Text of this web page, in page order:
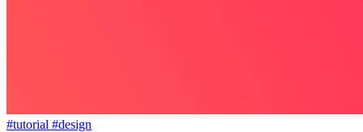
#tutorial #design